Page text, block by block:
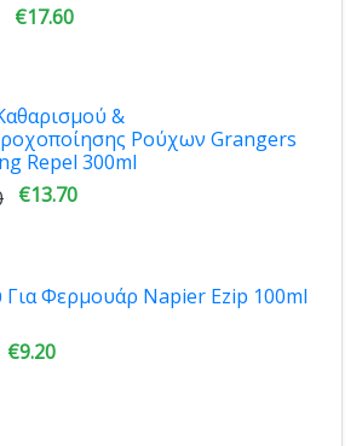
€17.60
&
Ρούχων Grangers
Repel 300ml
€13.70
Για Φερμουάρ Napier Ezip 100ml
€9.20